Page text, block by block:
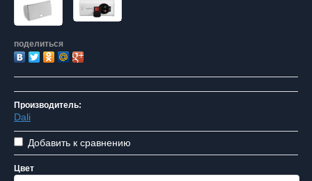
поделиться
Производитель:
Dali
Добавить к сравнению
Цвет